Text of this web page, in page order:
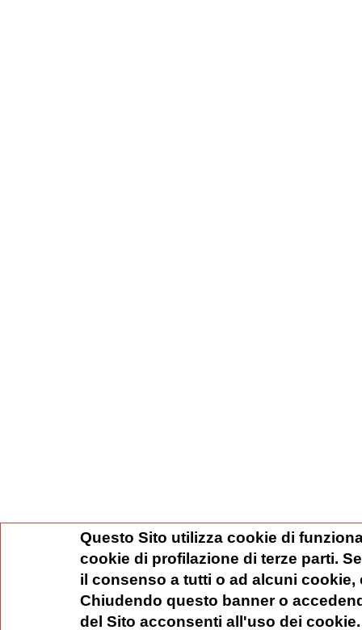
Questo Sito utilizza cookie di
cookie di profilazione di terze parti.
il consenso a tutti o ad alcuni
Chiudendo questo banner o
del Sito acconsenti all'uso dei cookie.